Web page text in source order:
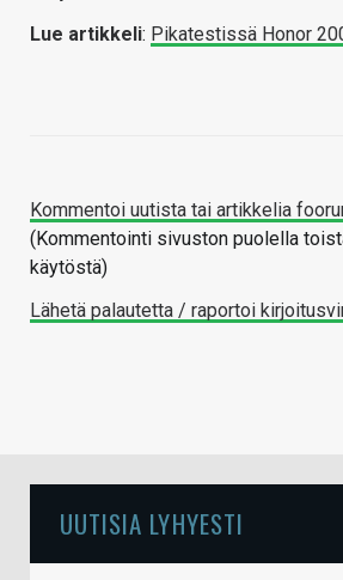
Lue artikkeli: Pikatestissä Honor
Kommentoi uutista tai artikkelia
(Kommentointi sivuston puolella
käytöstä)
Lähetä palautetta / raportoi
UUTISIA LYHYESTI